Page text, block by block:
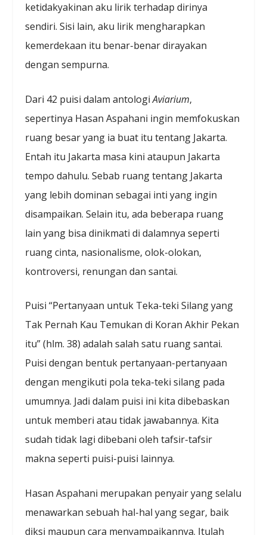
ketidakyakinan aku lirik terhadap dirinya
sendiri. Sisi lain, aku lirik mengharapkan
kemerdekaan itu benar-benar dirayakan
dengan sempurna.
Dari 42 puisi dalam antologiAviarium,
sepertinya Hasan Aspahani ingin memfokuskan
ruang besar yang ia buat itu tentang Jakarta.
Entah itu Jakarta masa kini ataupun Jakarta
tempo dahulu. Sebab ruang tentang Jakarta
yang lebih dominan sebagai inti yang ingin
disampaikan. Selain itu, ada beberapa ruang
lain yang bisa dinikmati di dalamnya seperti
ruang cinta, nasionalisme, olok-olokan,
kontroversi, renungan dan santai.
Puisi “Pertanyaan untuk Teka-teki Silang yang
Tak Pernah Kau Temukan di Koran Akhir Pekan
itu” (hlm. 38) adalah salah satu ruang santai.
Puisi dengan bentuk pertanyaan-pertanyaan
dengan mengikuti pola teka-teki silang pada
umumnya. Jadi dalam puisi ini kita dibebaskan
untuk memberi atau tidak jawabannya. Kita
sudah tidak lagi dibebani oleh tafsir-tafsir
makna seperti puisi-puisi lainnya.
Hasan Aspahani merupakan penyair yang selalu
menawarkan sebuah hal-hal yang segar, baik
diksi maupun cara menyampaikannya. Itulah